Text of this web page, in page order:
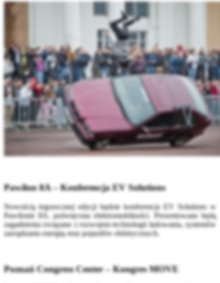
Pawilon 8A – Konferencja EV Solutions
Nowością tegorocznej edycji będzie konferencja EV Solutions w
Pawilonie 8A, poświęcona elektromobilności. Prezentowane będą
zagadnienia związane z rozwojem technologii ładowania, systemów
zarządzania energią oraz pojazdów elektrycznych.
Poznań Congress Center – Kongres MOVE